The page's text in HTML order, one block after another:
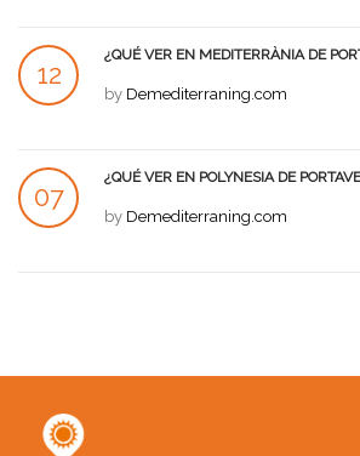
12
¿QUÉ VER EN MEDITERRÀNIA DE
by Demediterraning.com
07
¿QUÉ VER EN POLYNESIA DE
by Demediterraning.com